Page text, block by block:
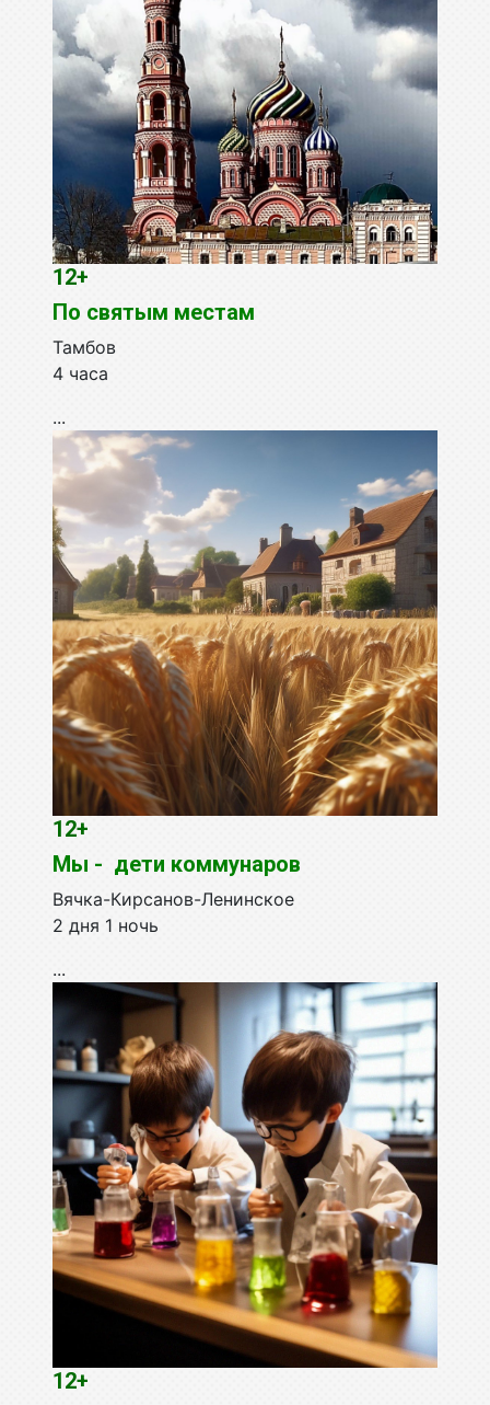
12+
По святым местам
Тамбов
4 часа
...
12+
Мы - дети коммунаров
Вячка-Кирсанов-Ленинское
2 дня 1 ночь
...
12+